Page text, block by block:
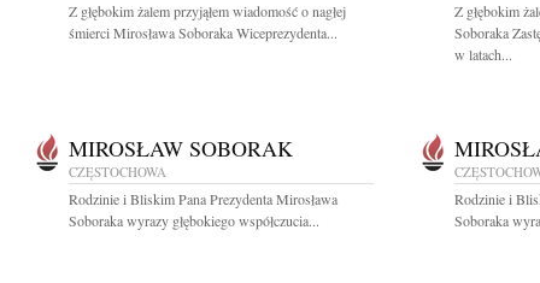
Z głębokim żalem przyjąłem wiadomość o nagłej
śmierci Mirosława Soboraka Wiceprezydenta...
Z głębokim
Soboraka
w latach...
MIROSŁAW SOBORAK
CZĘSTOCHOWA
Rodzinie i Bliskim Pana Prezydenta Mirosława
Soboraka wyrazy głębokiego współczucia...
Rodzinie i
Soboraka